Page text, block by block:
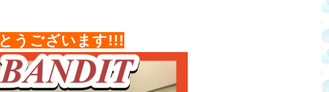
うございます!!!